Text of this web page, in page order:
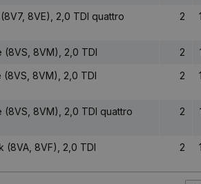
8VE), 2,0 TDI quattro 2
(8VS, 8VM), 2,0 TDI 2
(8VS, 8VM), 2,0 TDI 2
(8VS, 8VM), 2,0 TDI quattro 2
(8VA, 8VF), 2,0 TDI 2